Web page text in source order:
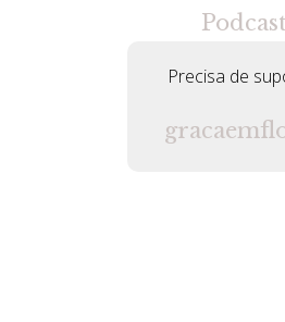
Precisa de